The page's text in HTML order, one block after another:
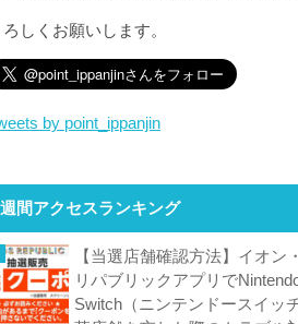
しくお願いします。
by point_ippanjin
週間アクセスランキング
【当選店舗確認方法】イオン
リパブリックアプリで
Switch（ニンテンドースイッ